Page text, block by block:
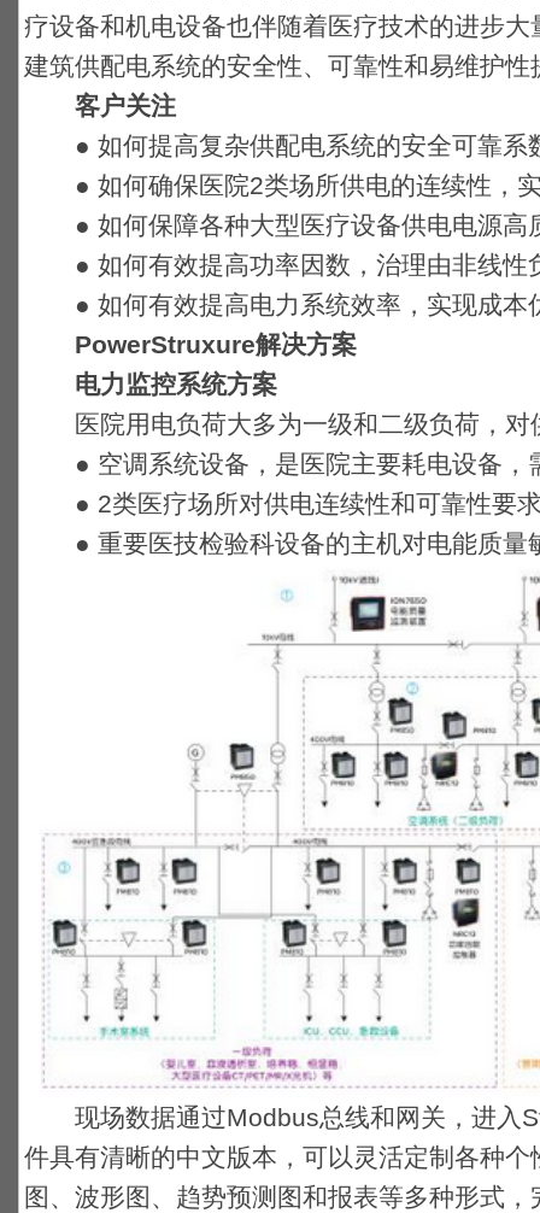
疗设备和机电设备也伴随着医疗技术的进步
建筑供配电系统的安全性、可靠性和易维护
客户关注
● 如何提高复杂供配电系统的安全可靠系
● 如何确保医院2类场所供电的连续性，
● 如何保障各种大型医疗设备供电电源高
● 如何有效提高功率因数，治理由非线性
● 如何有效提高电力系统效率，实现成本
PowerStruxure解决方案
电力监控系统方案
医院用电负荷大多为一级和二级负荷，对
● 空调系统设备，是医院主要耗电设备，
● 2类医疗场所对供电连续性和可靠性要
● 重要医技检验科设备的主机对电能质量
现场数据通过Modbus总线和网关，进入
件具有清晰的中文版本，可以灵活定制各种
图、波形图、趋势预测图和报表等多种形式